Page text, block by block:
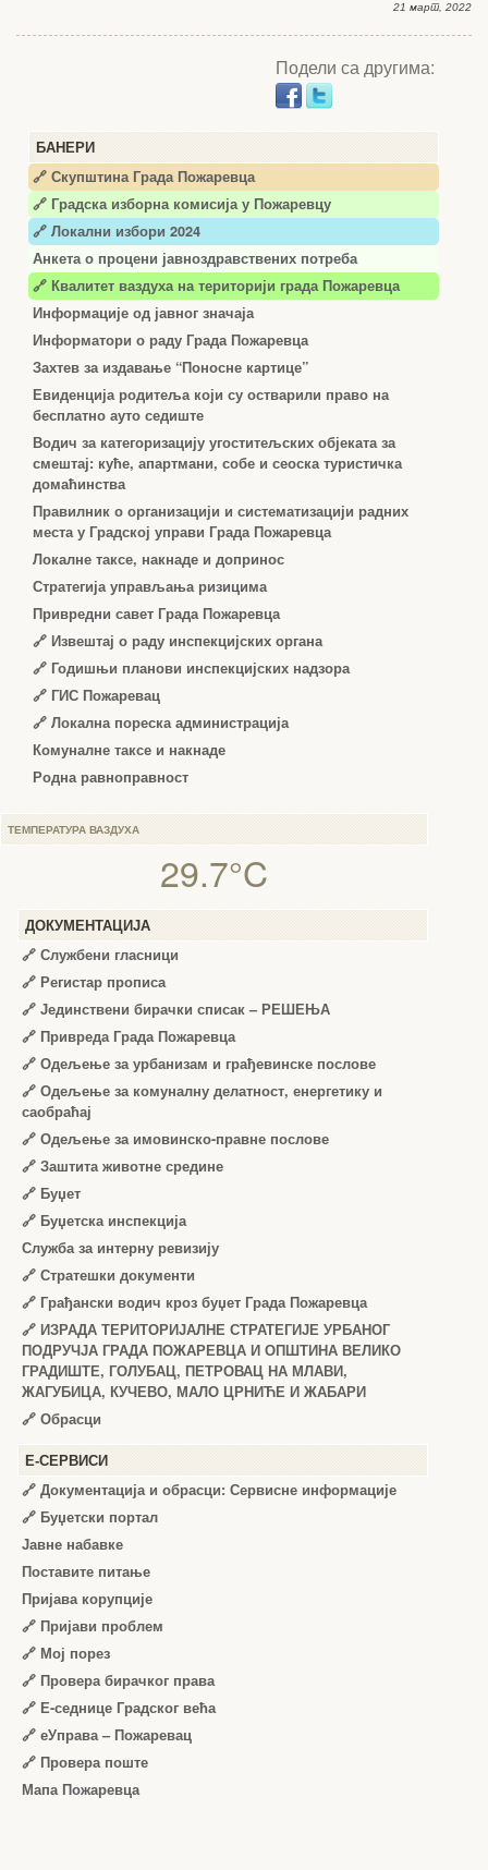
БАНЕРИ
🔗 Скупштина Града Пожаревца
🔗 Градска изборна комисија у Пожаревцу
🔗 Локални избори 2024
Анкета о процени јавноздравствених потреба
🔗 Квалитет ваздуха на територији града Пожаревца
Информације од јавног значаја
Информатори о раду Града Пожаревца
Захтев за издавање “Поносне картице”
Евиденција родитеља који су остварили право на
бесплатно ауто седиште
Водич за категоризацију угоститељских објеката за
смештај: куће, апартмани, собе и сеоска туристичка
домаћинства
Правилник о организацији и систематизацији радних
места у Градској управи Града Пожаревца
Локалне таксе, накнаде и допринос
Стратегија управљања ризицима
Привредни савет Града Пожаревца
🔗 Извештај о раду инспекцијских органа
🔗 Годишњи планови инспекцијских надзора
🔗 ГИС Пожаревац
🔗 Локална пореска администрација
Комуналне таксе и накнаде
Родна равноправност
21 март, 2022
Подели са другима:
ТЕМПЕРАТУРА ВАЗДУХА
29.7°C
ДОКУМЕНТАЦИЈА
🔗 Службени гласници
🔗 Регистар прописа
🔗 Јединствени бирачки списак – РЕШЕЊА
🔗 Привреда Града Пожаревца
🔗 Одељење за урбанизам и грађевинске послове
🔗 Одељење за комуналну делатност, енергетику и
саобраћај
🔗 Одељење за имовинско-правне послове
🔗 Заштита животне средине
🔗 Буџет
🔗 Буџетска инспекција
Служба за интерну ревизију
🔗 Стратешки документи
🔗 Грађански водич кроз буџет Града Пожаревца
🔗 ИЗРАДА ТЕРИТОРИЈАЛНЕ СТРАТЕГИЈЕ УРБАНОГ
ПОДРУЧЈА ГРАДА ПОЖАРЕВЦА И ОПШТИНА ВЕЛИКО
ГРАДИШТЕ, ГОЛУБАЦ, ПЕТРОВАЦ НА МЛАВИ,
ЖАГУБИЦА, КУЧЕВО, МАЛО ЦРНИЋЕ И ЖАБАРИ
🔗 Обрасци
Е-СЕРВИСИ
🔗 Документација и обрасци: Сервисне информације
🔗 Буџетски портал
Јавне набавке
Поставите питање
Пријава корупције
🔗 Пријави проблем
🔗 Мој порез
🔗 Провера бирачког права
🔗 Е-седнице Градског већа
🔗 еУправа – Пожаревац
🔗 Провера поште
Мапа Пожаревца